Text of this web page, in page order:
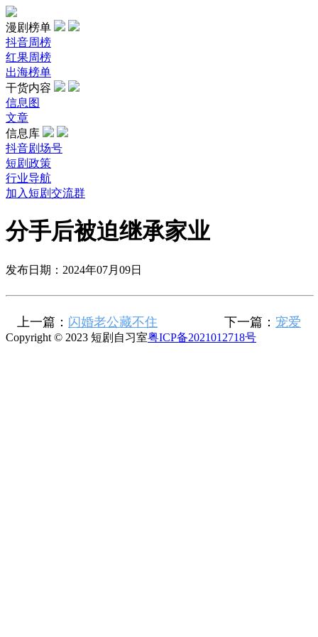
漫剧榜单
抖音周榜
红果周榜
出海榜单
干货内容
信息图
文章
信息库
抖音剧场号
短剧政策
行业导航
加入短剧交流群
分手后被迫继承家业
发布日期：2024年07月09日
上一篇： 闪婚老公藏不住 下一篇： 宠爱
Copyright © 2023 短剧自习室粤ICP备2021012718号